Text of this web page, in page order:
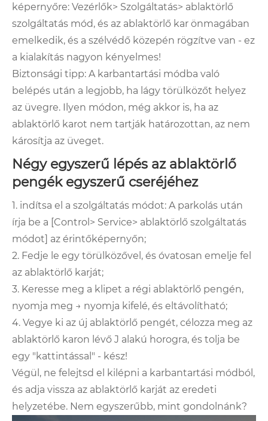
képernyőre: Vezérlők> Szolgáltatás> ablaktörlő
szolgáltatás mód, és az ablaktörlő kar önmagában
emelkedik, és a szélvédő közepén rögzítve van - ez
a kialakítás nagyon kényelmes!
Biztonsági tipp: A karbantartási módba való
belépés után a legjobb, ha lágy törülközőt helyez
az üvegre. Ilyen módon, még akkor is, ha az
ablaktörlő karot nem tartják határozottan, az nem
károsítja az üveget.
Négy egyszerű lépés az ablaktörlő
pengék egyszerű cseréjéhez
1. indítsa el a szolgáltatás módot: A parkolás után
írja be a [Control> Service> ablaktörlő szolgáltatás
módot] az érintőképernyőn;
2. Fedje le egy törülközővel, és óvatosan emelje fel
az ablaktörlő karját;
3. Keresse meg a klipet a régi ablaktörlő pengén,
nyomja meg → nyomja kifelé, és eltávolítható;
4. Vegye ki az új ablaktörlő pengét, célozza meg az
ablaktörlő karon lévő J alakú horogra, és tolja be
egy "kattintással" - kész!
Végül, ne felejtsd el kilépni a karbantartási módból,
és adja vissza az ablaktörlő karját az eredeti
helyzetébe. Nem egyszerűbb, mint gondolnánk?